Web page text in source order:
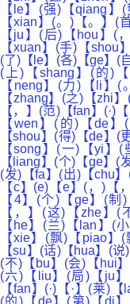
【le】(强)【qiang
【xian】(。)【。】(
【ju】(后)【hou】(
【xuan】(手)【shou
(了)【le】(各)【ge】(
(上)【shang】(的)
【neng】(力)【li】
【zhang】(之)【zhi
【，】(范)【fan】(·)
【wen】(的)【de
【shou】(得)【de】
【song】(一)【yi】
【liang】(个)【ge】(
(发)【fa】(出)【chu
【c】(e)【e】(，)【
【4】(个)【ge】(
【，】(这)【zhe】
【he】(兰)【lan】(
【xie】(飘)【piao
【su】(话)【hua】(说
(不)【bu】(会)【hui
(六)【liu】(局)【ju
【fan】(·)【·】(莱)
(的)【de】(第)【di